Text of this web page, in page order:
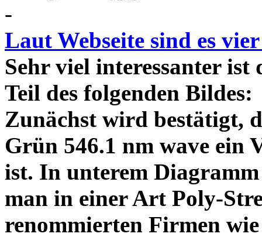
-
Laut Webseite sind es
Sehr viel interessanter
Teil des folgenden
Zunächst wird bestätigt,
Grün 546.1 nm wave ein
ist. In unterem
man in einer Art Poly-
renommierten Firmen